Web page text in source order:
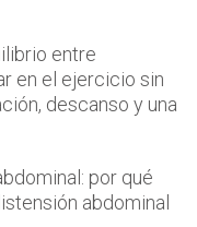
entre
en el ejercicio sin
descanso y una